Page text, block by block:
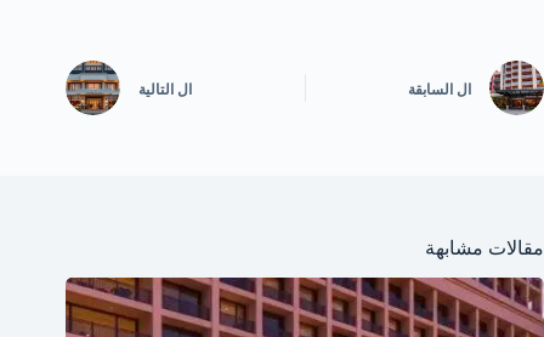
ال السابقة ال التالية
مقالات مشابهة